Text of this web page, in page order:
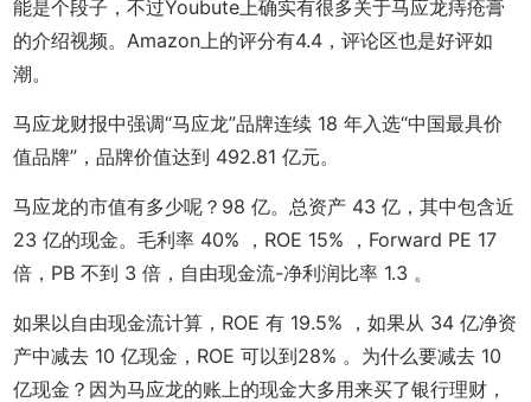
能是个段子，不过Youbute上确实有很多关于马应龙痔疮膏
的介绍视频。Amazon上的评分有4.4，评论区也是好评如
潮。
马应龙财报中强调“马应龙”品牌连续 18 年入选“中国最具价
值品牌”，品牌价值达到 492.81 亿元。
马应龙的市值有多少呢？98 亿。总资产 43 亿，其中包含近
23 亿的现金。毛利率 40% ，ROE 15% ，Forward PE 17
倍，PB 不到 3 倍，自由现金流-净利润比率 1.3 。
如果以自由现金流计算，ROE 有 19.5% ，如果从 34 亿净资
产中减去 10 亿现金，ROE 可以到28% 。为什么要减去 10
亿现金？因为马应龙的账上的现金大多用来买了银行理财，